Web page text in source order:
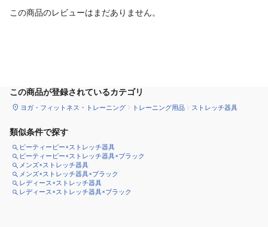
この商品のレビューはまだありません。
この商品が登録されているカテゴリ
ヨガ・フィットネス・トレーニング トレーニング用品 ストレッチ器具
類似条件で探す
ピーティーピー×ストレッチ器具
ピーティーピー×ストレッチ器具×ブラック
メンズ×ストレッチ器具
メンズ×ストレッチ器具×ブラック
レディース×ストレッチ器具
レディース×ストレッチ器具×ブラック